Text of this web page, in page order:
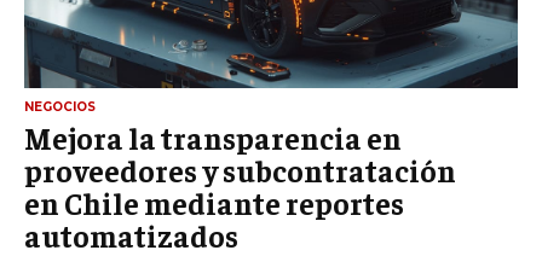
NEGOCIOS
Mejora la transparencia en
proveedores y subcontratación
en Chile mediante reportes
automatizados